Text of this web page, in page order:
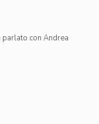
parlato con Andrea